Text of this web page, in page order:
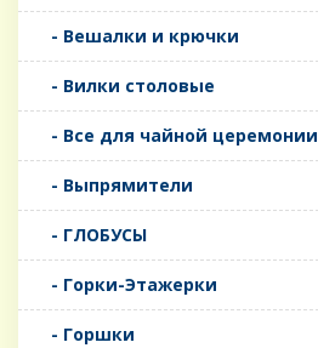
- Вешалки и крючки
- Вилки столовые
- Все для чайной церемонии
- Выпрямители
- ГЛОБУСЫ
- Горки-Этажерки
- Горшки